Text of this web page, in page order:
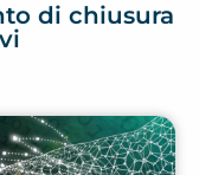
di chiusura